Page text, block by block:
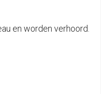
en worden verhoord.